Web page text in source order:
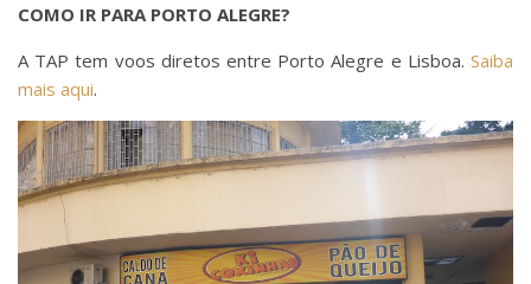
COMO IR PARA PORTO ALEGRE?
A TAP tem voos diretos entre Porto Alegre e Lisboa. Saiba
mais aqui.